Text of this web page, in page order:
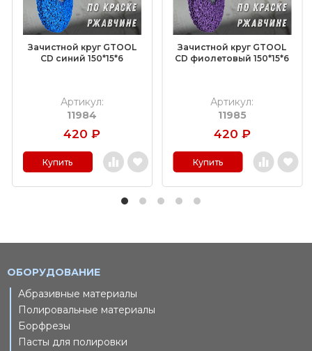
Зачистной круг GTOOL
CD синий 150*15*6
Артикул:
11984
420 ₽
Купить
Зачистной круг GTOOL
CD фиолетовый 150*15*6
Артикул:
11985
420 ₽
Купить
ОБОРУДОВАНИЕ
Абразивные материалы
Полировальные материалы
Борфрезы
Пасты для полировки